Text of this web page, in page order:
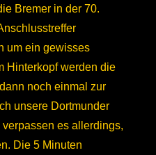
Bremer in der 70.
um ein gewisses
Hinterkopf werden die
noch einmal zur
unsere Dortmunder
es allerdings,
Die 5 Minuten